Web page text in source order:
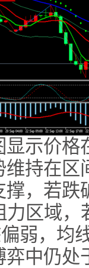
价格
维持在
撑，若
力区域
弱，均
中仍